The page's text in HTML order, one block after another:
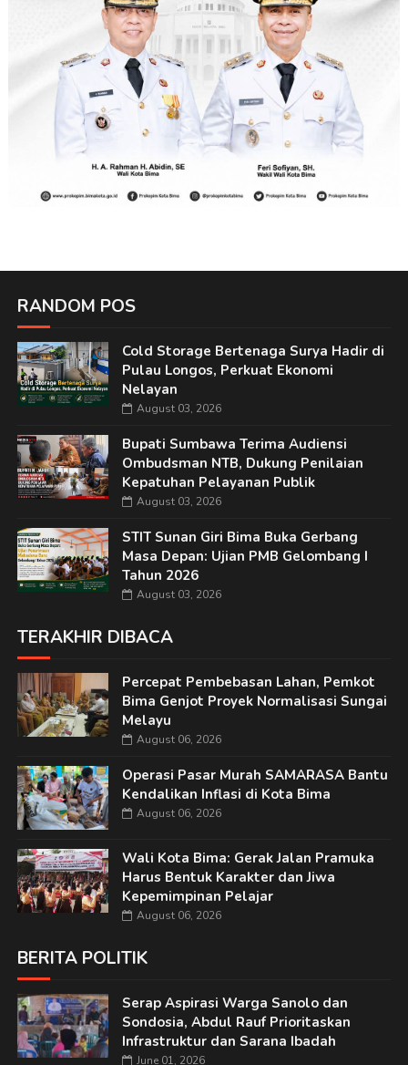
RANDOM POS
Cold Storage Bertenaga Surya Hadir di
Pulau Longos, Perkuat Ekonomi
Nelayan
August 03, 2026
Bupati Sumbawa Terima Audiensi
Ombudsman NTB, Dukung Penilaian
Kepatuhan Pelayanan Publik
August 03, 2026
STIT Sunan Giri Bima Buka Gerbang
Masa Depan: Ujian PMB Gelombang I
Tahun 2026
August 03, 2026
TERAKHIR DIBACA
Percepat Pembebasan Lahan, Pemkot
Bima Genjot Proyek Normalisasi Sungai
Melayu
August 06, 2026
Operasi Pasar Murah SAMARASA Bantu
Kendalikan Inflasi di Kota Bima
August 06, 2026
Wali Kota Bima: Gerak Jalan Pramuka
Harus Bentuk Karakter dan Jiwa
Kepemimpinan Pelajar
August 06, 2026
BERITA POLITIK
Serap Aspirasi Warga Sanolo dan
Sondosia, Abdul Rauf Prioritaskan
Infrastruktur dan Sarana Ibadah
June 01, 2026